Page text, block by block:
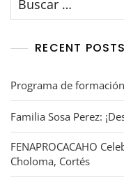
RECENT POSTS
Programa de
Familia Sosa Perez:
FENAPROCACAHO
Choloma, Cortés